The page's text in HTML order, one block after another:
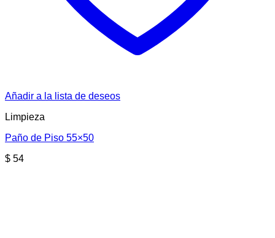
Añadir a la lista de deseos
Limpieza
Paño de Piso 55×50
$ 54